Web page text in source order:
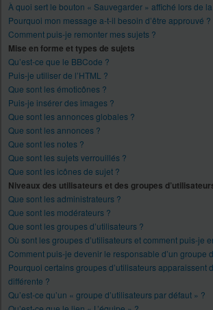
À quoi sert le bouton « Sauvegarder » affiché lors de
Pourquoi mon message a-t-il besoin d’être approuvé ?
Comment puis-je remonter mes sujets ?
Mise en forme et types de sujets
Qu’est-ce que le BBCode ?
Puis-je utiliser de l’HTML ?
Que sont les émoticônes ?
Puis-je insérer des images ?
Que sont les annonces globales ?
Que sont les annonces ?
Que sont les notes ?
Que sont les sujets verrouillés ?
Que sont les icônes de sujet ?
Niveaux des utilisateurs et des groupes
Que sont les administrateurs ?
Que sont les modérateurs ?
Que sont les groupes d’utilisateurs ?
Où sont les groupes d’utilisateurs et comment puis-je
Comment puis-je devenir le responsable d’un groupe
Pourquoi certains groupes d’utilisateurs apparaissent
différente ?
Qu’est-ce qu’un « groupe d’utilisateurs par défaut » ?